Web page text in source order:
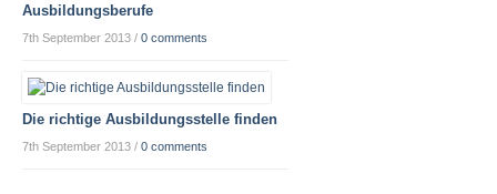
Ausbildungsberufe
7th September 2013 / 0 comments
Die richtige Ausbildungsstelle finden
7th September 2013 / 0 comments